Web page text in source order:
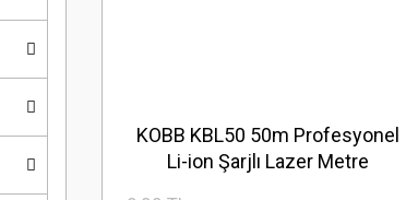
KOBB KBL50 50m Profesyonel
Li-ion Şarjlı Lazer Metre